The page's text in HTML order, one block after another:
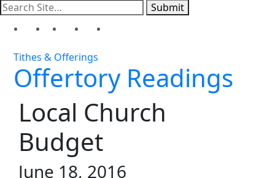
Submit
Tithes & Offerings
Offertory Readings
Local Church
Budget
June 18, 2016